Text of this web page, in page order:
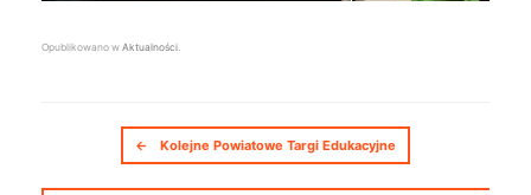
Opublikowano w Aktualności.
Nawigacja postów
← Kolejne Powiatowe Targi Edukacyjne